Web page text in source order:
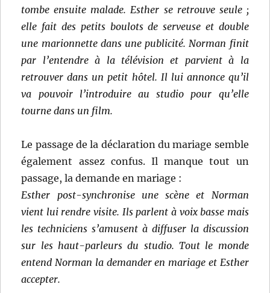
tombe ensuite malade. Esther se retrouve seule ;
elle fait des petits boulots de serveuse et double
une marionnette dans une publicité. Norman finit
par l’entendre à la télévision et parvient à la
retrouver dans un petit hôtel. Il lui annonce qu’il
va pouvoir l’introduire au studio pour qu’elle
tourne dans un film.
Le passage de la déclaration du mariage semble
également assez confus. Il manque tout un
passage, la demande en mariage :
Esther post-synchronise une scène et Norman
vient lui rendre visite. Ils parlent à voix basse mais
les techniciens s’amusent à diffuser la discussion
sur les haut-parleurs du studio. Tout le monde
entend Norman la demander en mariage et Esther
accepter.